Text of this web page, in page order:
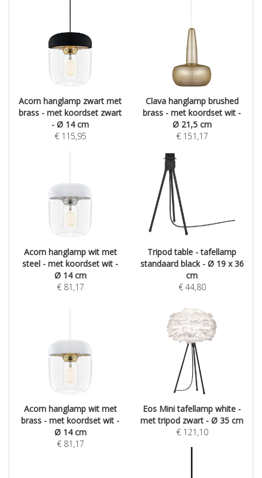
Acorn hanglamp zwart met
brass - met koordset zwart
- Ø 14 cm
€ 115,95
Clava hanglamp brushed
brass - met koordset wit -
Ø 21,5 cm
€ 151,17
Acorn hanglamp wit met
steel - met koordset wit -
Ø 14 cm
€ 81,17
Tripod table - tafellamp
standaard black - Ø 19 x 36
cm
€ 44,80
Acorn hanglamp wit met
brass - met koordset wit -
Ø 14 cm
€ 81,17
Eos Mini tafellamp white -
met tripod zwart - Ø 35 cm
€ 121,10